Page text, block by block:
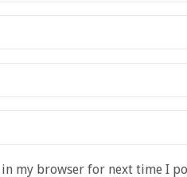
in my browser for next time I